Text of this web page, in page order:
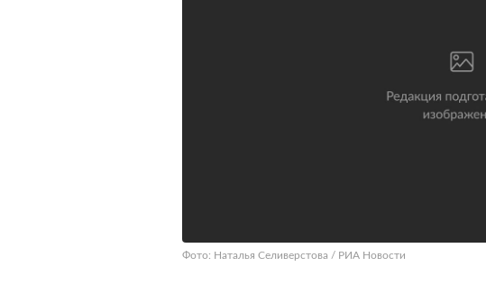
Фото: Наталья Селиверстова / РИА Новости